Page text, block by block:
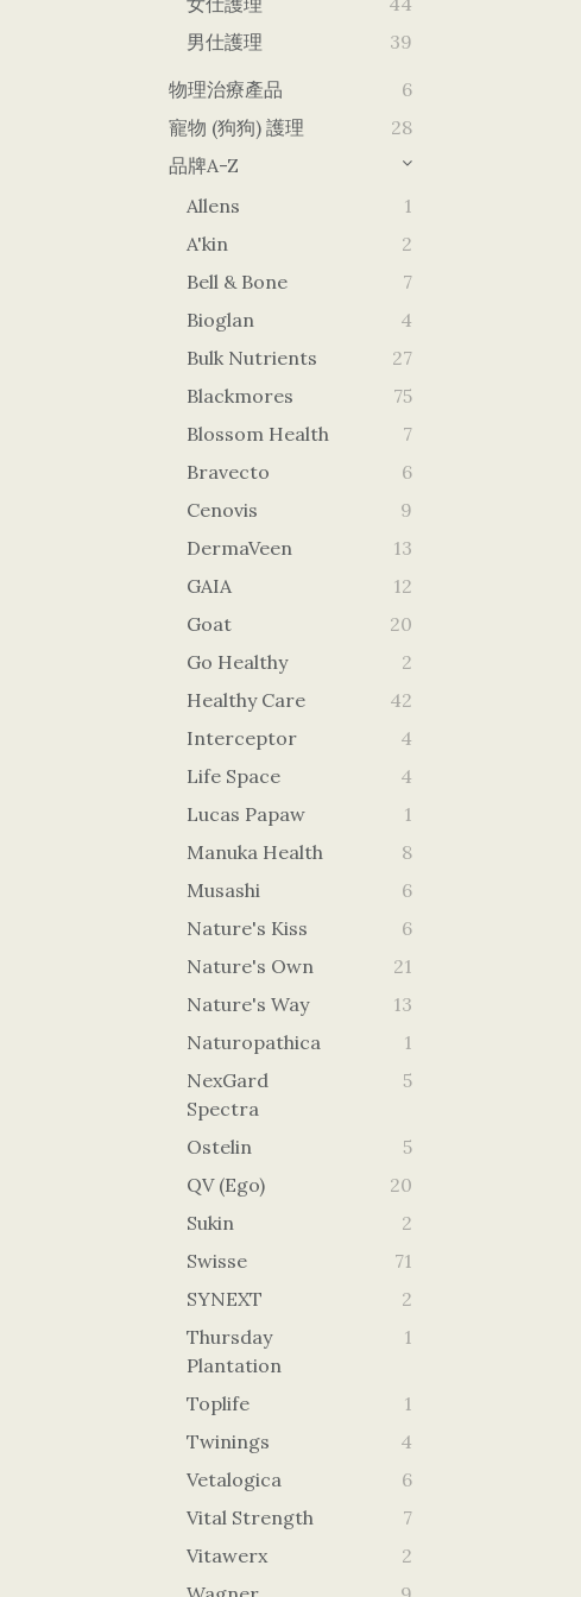
男仕護理
39
物理治療產品
6
寵物 (狗狗) 護理
28
品牌A-Z
Allens
1
A'kin
2
Bell & Bone
7
Bioglan
4
Bulk Nutrients
27
Blackmores
75
Blossom Health
7
Bravecto
6
Cenovis
9
DermaVeen
13
GAIA
12
Goat
20
Go Healthy
2
Healthy Care
42
Interceptor
4
Life Space
4
Lucas Papaw
1
Manuka Health
8
Musashi
6
Nature's Kiss
6
Nature's Own
21
Nature's Way
13
Naturopathica
1
NexGard
Spectra
5
Ostelin
5
QV (Ego)
20
Sukin
2
Swisse
71
SYNEXT
2
Thursday
Plantation
1
Toplife
1
Twinings
4
Vetalogica
6
Vital Strength
7
Vitawerx
2